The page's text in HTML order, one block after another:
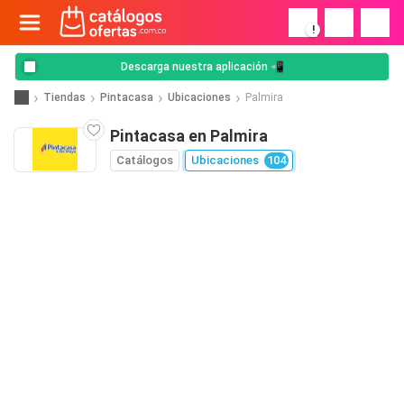
!
Descarga nuestra aplicación 📲
Tiendas Pintacasa Ubicaciones Palmira
Pintacasa en Palmira
Catálogos Ubicaciones 104